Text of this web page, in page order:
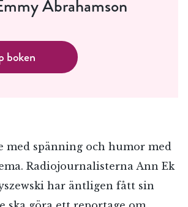
Abrahamson
boken
med spänning och humor med
Radiojournalisterna Ann Ek
har äntligen fått sin